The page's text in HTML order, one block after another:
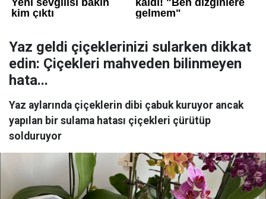
Yaz geldi çiçeklerinizi sularken dikkat
edin: Çiçekleri mahveden bilinmeyen
hata...
Yaz aylarında çiçeklerin dibi çabuk kuruyor ancak
yapılan bir sulama hatası çiçekleri çürütüp
solduruyor